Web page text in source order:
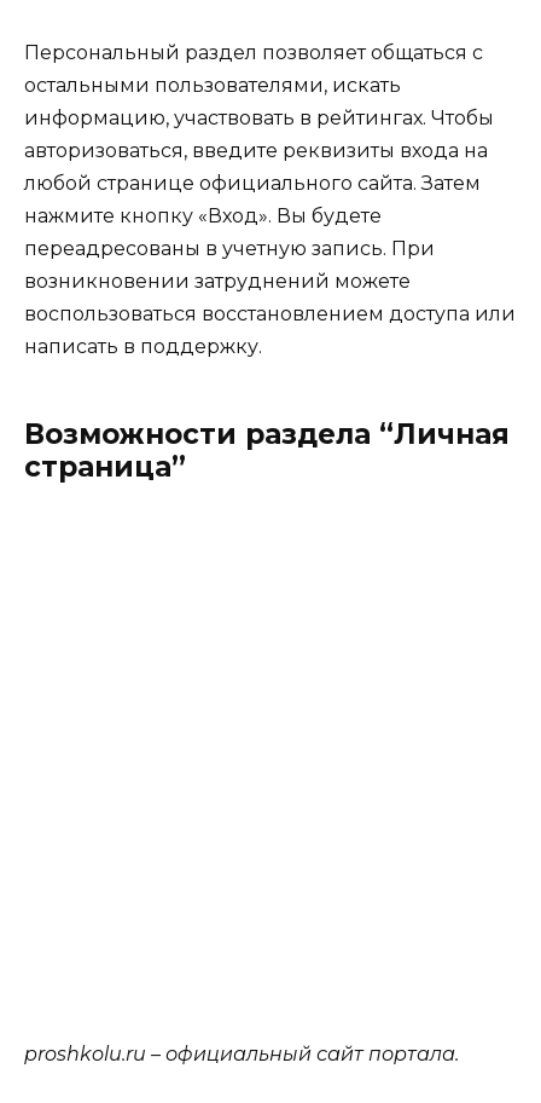
Персональный раздел позволяет общаться с
остальными пользователями, искать
информацию, участвовать в рейтингах. Чтобы
авторизоваться, введите реквизиты входа на
любой странице официального сайта. Затем
нажмите кнопку «Вход». Вы будете
переадресованы в учетную запись. При
возникновении затруднений можете
воспользоваться восстановлением доступа или
написать в поддержку.
Возможности раздела “Личная
страница”
proshkolu.ru – официальный сайт портала.